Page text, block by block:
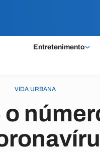
Entretenimento
VIDA URBANA
o